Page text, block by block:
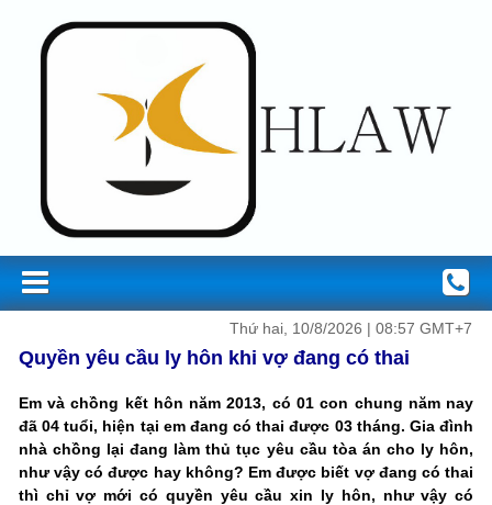
Thứ hai, 10/8/2026 | 08:57 GMT+7
Quyền yêu cầu ly hôn khi vợ đang có thai
Em và chồng kết hôn năm 2013, có 01 con chung năm nay
đã 04 tuổi, hiện tại em đang có thai được 03 tháng. Gia đình
nhà chồng lại đang làm thủ tục yêu cầu tòa án cho ly hôn,
như vậy có được hay không? Em được biết vợ đang có thai
thì chỉ vợ mới có quyền yêu cầu xin ly hôn, như vậy có